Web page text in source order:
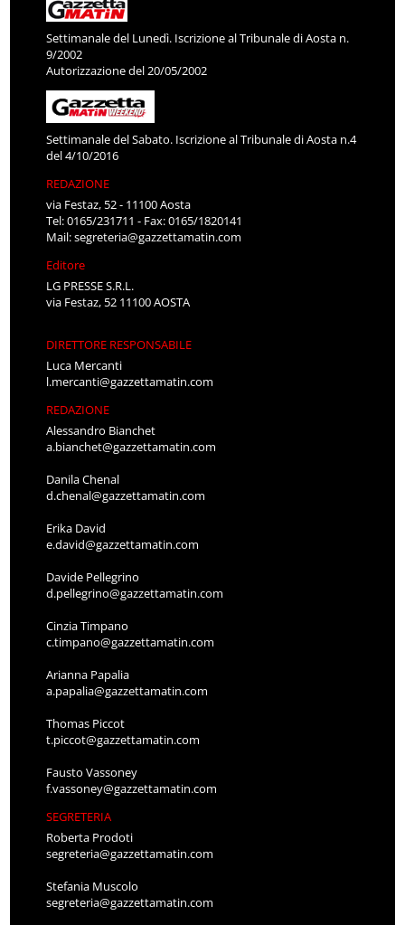
Settimanale del Lunedì. Iscrizione al Tribunale di Aosta n.
9/2002
Autorizzazione del 20/05/2002
Settimanale del Sabato. Iscrizione al Tribunale di Aosta n.4
del 4/10/2016
REDAZIONE
via Festaz, 52 - 11100 Aosta
Tel: 0165/231711 - Fax: 0165/1820141
Mail:segreteria@gazzettamatin.com
Editore
LG PRESSE S.R.L.
via Festaz, 52 11100 AOSTA
DIRETTORE RESPONSABILE
Luca Mercanti
l.mercanti@gazzettamatin.com
REDAZIONE
Alessandro Bianchet
a.bianchet@gazzettamatin.com
Danila Chenal
d.chenal@gazzettamatin.com
Erika David
e.david@gazzettamatin.com
Davide Pellegrino
d.pellegrino@gazzettamatin.com
Cinzia Timpano
c.timpano@gazzettamatin.com
Arianna Papalia
a.papalia@gazzettamatin.com
Thomas Piccot
t.piccot@gazzettamatin.com
Fausto Vassoney
f.vassoney@gazzettamatin.com
SEGRETERIA
Roberta Prodoti
segreteria@gazzettamatin.com
Stefania Muscolo
segreteria@gazzettamatin.com